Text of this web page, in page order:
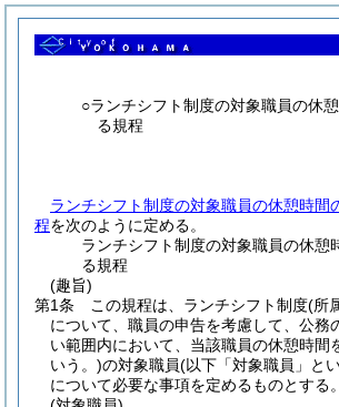
○ランチシフト制度の対象職員の休
る規程
ランチシフト制度の対象職員の休憩時間
程を次のように定める。
ランチシフト制度の対象職員の休憩
る規程
(趣旨)
第1条
この規程は、ランチシフト制度(所
について、職員の申告を考慮して、公務
い範囲内において、当該職員の休憩時間
いう。)の対象職員(以下「対象職員」と
について必要な事項を定めるものとする。